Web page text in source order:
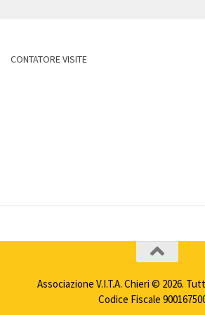
CONTATORE VISITE
Associazione V.I.T.A. Chieri © 2026.
Codice Fiscale